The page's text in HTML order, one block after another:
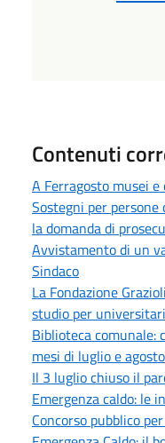
Contenuti
A Ferragosto musei
Sostegni per
la domanda di
Avvistamento di un
Sindaco
La Fondazione
studio per universitari
Biblioteca comunale:
mesi di luglio e agosto
Il 3 luglio chiuso il
Emergenza caldo: le
Concorso pubblico